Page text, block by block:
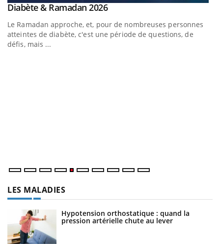
Youtube
Diabète & Ramadan 2026Youtube
Le Ramadan approche, et, pour de nombreuses personnes
atteintes de diabète, c'est une période de questions, de
défis, mais ...
LES MALADIES
Hypotension orthostatique : quand la
pression artérielle chute au lever